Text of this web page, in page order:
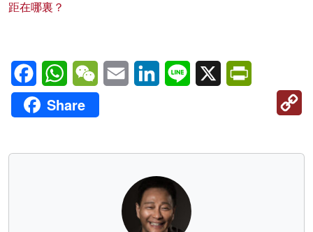
距在哪裏？
FacebookWhatsAppWeChatEmail LinkedInLine X
Share